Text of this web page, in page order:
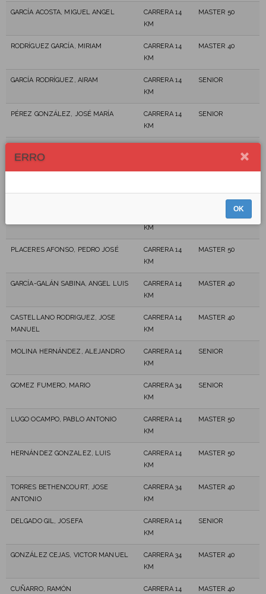
GARCÍA ACOSTA, MIGUEL ANGEL
CARRERA 14
KM
MASTER 50
RODRÍGUEZ GARCÍA, MIRIAM
CARRERA 14
KM
MASTER 40
GARCÍA RODRÍGUEZ, AIRAM
CARRERA 14
KM
SENIOR
PÉREZ GONZÁLEZ, JOSÉ MARÍA
CARRERA 14
KM
SENIOR
KM
KM
MASTER 40
PLACERES AFONSO, PEDRO JOSÉ
CARRERA 14
KM
MASTER 50
GARCÍA-GALÁN SABINA, ANGEL LUIS
CARRERA 14
KM
MASTER 40
CASTELLANO RODRIGUEZ, JOSE
MANUEL
CARRERA 14
KM
MASTER 40
MOLINA HERNÁNDEZ, ALEJANDRO
CARRERA 14
KM
SENIOR
GOMEZ FUMERO, MARIO
CARRERA 34
KM
SENIOR
LUGO OCAMPO, PABLO ANTONIO
CARRERA 14
KM
MASTER 50
HERNÁNDEZ GONZALEZ, LUIS
CARRERA 14
KM
MASTER 50
TORRES BETHENCOURT, JOSE
ANTONIO
CARRERA 34
KM
MASTER 40
DELGADO GIL, JOSEFA
CARRERA 14
KM
SENIOR
GONZÁLEZ CEJAS, VICTOR MANUEL
CARRERA 34
KM
MASTER 40
CUÑARRO, RAMÓN
CARRERA 14
MASTER 40
ERRO
OK